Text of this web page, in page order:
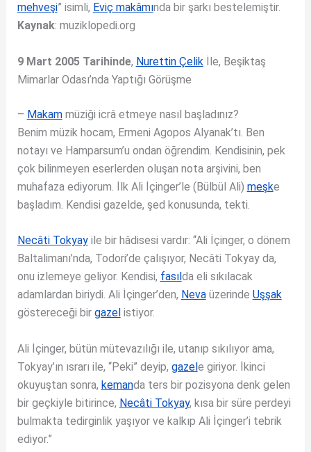
mehveşi” isimli, Eviç makâmında bir şarkı bestelemiştir.
Kaynak: muziklopedi.org
9 Mart 2005 Tarihinde, Nurettin Çelik İle, Beşiktaş
Mimarlar Odası’nda Yaptığı Görüşme
– Makammüziği icrâ etmeye nasıl başladınız?
Benim müzik hocam, Ermeni Agopos Alyanak’tı. Ben
notayı ve Hamparsum’u ondan öğrendim. Kendisinin, pek
çok bilinmeyen eserlerden oluşan nota arşivini, ben
muhafaza ediyorum. İlk Ali İçinger’le (Bülbül Ali) meşke
başladım. Kendisi gazelde, şed konusunda, tekti.
Necâti Tokyayile bir hâdisesi vardır: “Ali İçinger, o dönem
Baltalimanı’nda, Todori’de çalışıyor, Necâti Tokyay da,
onu izlemeye geliyor. Kendisi, fasıl da eli sıkılacak
adamlardan biriydi. Ali İçinger’den, Nevaüzerinde Uşşak
göstereceği bir gazel istiyor.
Ali İçinger, bütün mütevazılığı ile, utanıp sıkılıyor ama,
Tokyay’ın ısrarı ile, “Peki” deyip, gazele giriyor. İkinci
okuyuştan sonra, kemanda ters bir pozisyona denk gelen
bir geçkiyle bitirince, Necâti Tokyay, kısa bir süre perdeyi
bulmakta tedirginlik yaşıyor ve kalkıp Ali İçinger’i tebrik
ediyor.”